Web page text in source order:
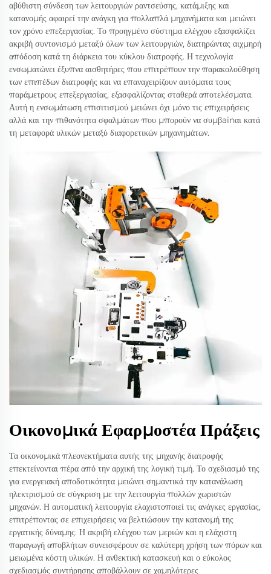
αβύθιστη σύνδεση των λειτουργιών ραντσεύσης, κατάμιξης και
κατανομής αφαιρεί την ανάγκη για πολλαπλά μηχανήματα και μειώνει
τον χρόνο επεξεργασίας. Το προηγμένο σύστημα ελέγχου εξασφαλίζει
ακριβή συντονισμό μεταξύ όλων των λειτουργιών, διατηρώντας αιχμηρή
απόδοση κατά τη διάρκεια του κύκλου διατροφής. Η τεχνολογία
ενσωματώνει έξυπνα αισθητήρες που επιτρέπουν την παρακολούθηση
των επιπέδων διατροφής και να επαναχειρίζουν αυτόματα τους
παράμετρους επεξεργασίας, εξασφαλίζοντας σταθερά αποτελέσματα.
Αυτή η ενσωμάτωση επισιτισμού μειώνει όχι μόνο τις επιχειρήσεις
αλλά και την πιθανότητα σφαλμάτων που μπορούν να συμβainαι κατά
τη μεταφορά υλικών μεταξύ διαφορετικών μηχανημάτων.
Οικονομικά Εφαρμοστέα Πράξεις
Τα οικονομικά πλεονεκτήματα αυτής της μηχανής διατροφής
επεκτείνονται πέρα από την αρχική της λογική τιμή. Το σχεδιασμό της
για ενεργειακή αποδοτικότητα μειώνει σημαντικά την κατανάλωση
ηλεκτρισμού σε σύγκριση με την λειτουργία πολλών χωριστών
μηχανών. Η αυτοματική λειτουργία ελαχιστοποιεί τις ανάγκες εργασίας,
επιτρέποντας σε επιχειρήσεις να βελτιώσουν την κατανομή της
εργατικής δύναμης. Η ακριβή ελέγχου των μεριών και η ελάχιστη
παραγωγή αποβλήτων συνεισφέρουν σε καλύτερη χρήση των πόρων και
μειωμένα κόστη υλικών. Η ανθεκτική κατασκευή και ο εύκολος
σχεδιασμός συντήρησης αποβάλλουν σε χαμηλότερες